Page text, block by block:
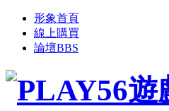
形象首頁
線上購買
論壇BBS